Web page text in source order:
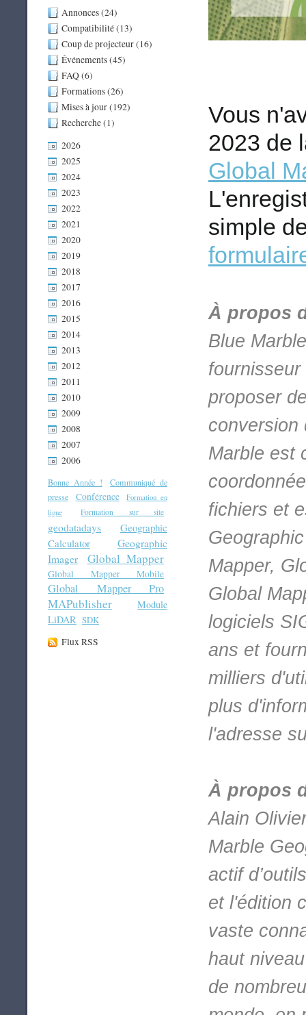
Annonces (24)
Compatibilité (13)
Coup de projecteur (16)
Événements (45)
FAQ (6)
Formations (26)
Mises à jour (192)
Recherche (1)
2026
2025
2024
2023
2022
2021
2020
2019
2018
2017
2016
2015
2014
2013
2012
2011
2010
2009
2008
2007
2006
Bonne Année !
Communiqué de
presse
Conférence
Formation en
ligne
Formation sur site
geodatadays
Geographic
Calculator
Geographic
Imager
Global Mapper
Global Mapper Mobile
Global Mapper Pro
MAPublisher
Module
LiDAR SDK
Flux RSS
Vous
2023 de
Global
simple
À propos
Blue
proposer
conversion
Marble est
fichiers et
Mapper,
Global
logiciels
ans et
milliers
plus
l'adresse
À propos
Alain
Marble
actif
et l'édition
vaste
haut
de